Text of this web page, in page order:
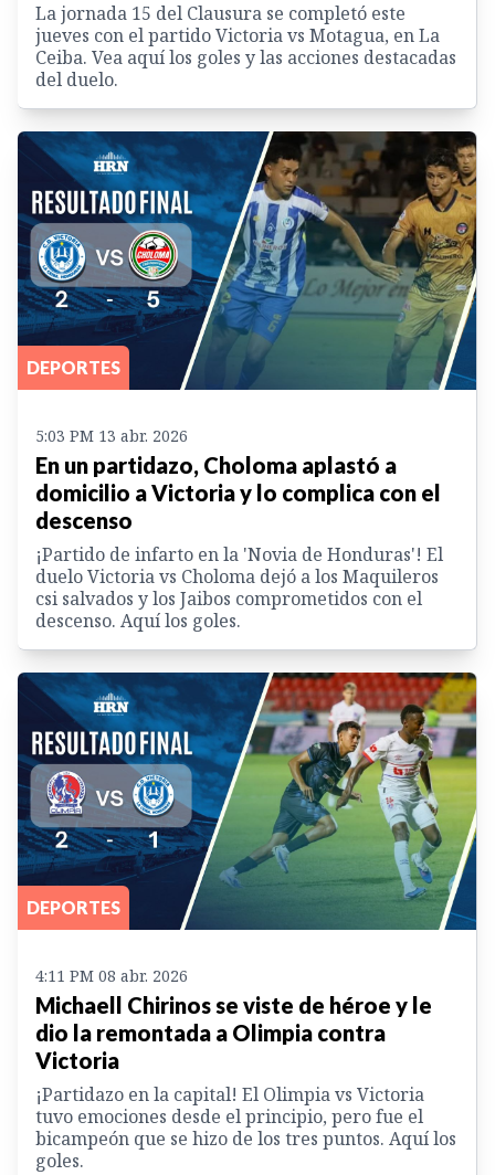
La jornada 15 del Clausura se completó este
jueves con el partido Victoria vs Motagua, en La
Ceiba. Vea aquí los goles y las acciones destacadas
del duelo.
DEPORTES
5:03 PM 13 abr. 2026
En un partidazo, Choloma aplastó a
domicilio a Victoria y lo complica con el
descenso
¡Partido de infarto en la 'Novia de Honduras'! El
duelo Victoria vs Choloma dejó a los Maquileros
csi salvados y los Jaibos comprometidos con el
descenso. Aquí los goles.
DEPORTES
4:11 PM 08 abr. 2026
Michaell Chirinos se viste de héroe y le
dio la remontada a Olimpia contra
Victoria
¡Partidazo en la capital! El Olimpia vs Victoria
tuvo emociones desde el principio, pero fue el
bicampeón que se hizo de los tres puntos. Aquí los
goles.